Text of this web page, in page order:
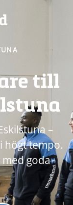
till
–
högt tempo.
goda